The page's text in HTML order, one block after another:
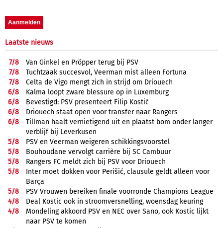
Laatste nieuws
7/8
Van Ginkel en Pröpper terug bij PSV
7/8
Tuchtzaak succesvol, Veerman mist alleen Fortuna
7/8
Celta de Vigo mengt zich in strijd om Driouech
6/8
Kalma loopt zware blessure op in Luxemburg
6/8
Bevestigd: PSV presenteert Filip Kostić
6/8
Driouech staat open voor transfer naar Rangers
6/8
Tillman haalt vernietigend uit en plaatst bom onder langer
verblijf bij Leverkusen
5/8
PSV en Veerman weigeren schikkingsvoorstel
5/8
Bouhoudane vervolgt carrière bij SC Cambuur
5/8
Rangers FC meldt zich bij PSV voor Driouech
5/8
Inter moet dokken voor Perišić, clausule geldt alleen voor
Barça
5/8
PSV Vrouwen bereiken finale voorronde Champions League
4/8
Deal Kostic ook in stroomversnelling, woensdag keuring
4/8
Mondeling akkoord PSV en NEC over Sano, ook Kostic lijkt
naar PSV te komen